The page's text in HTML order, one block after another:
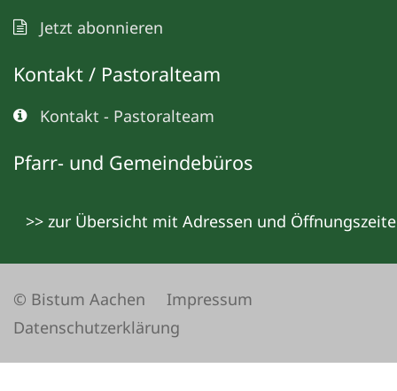
Jetzt abonnieren
Kontakt / Pastoralteam
Kontakt - Pastoralteam
Pfarr- und Gemeindebüros
>> zur Übersicht mit Adressen und
© Bistum Aachen
Impressum
Datenschutzerklärung